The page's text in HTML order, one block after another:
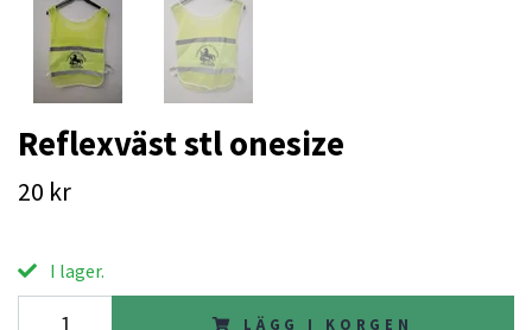
Reflexväst stl onesize
20 kr
I lager.
LÄGG I KORGEN